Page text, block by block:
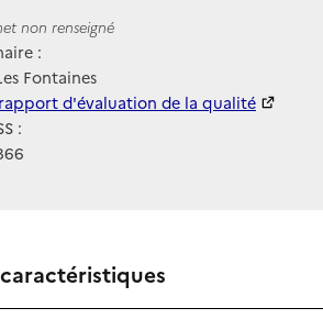
non renseigné
:
Fontaines
d'évaluation de la qualité
: